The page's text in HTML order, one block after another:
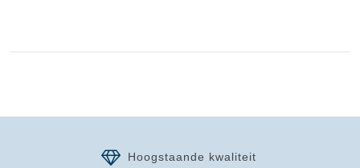
Hoogstaande kwaliteit